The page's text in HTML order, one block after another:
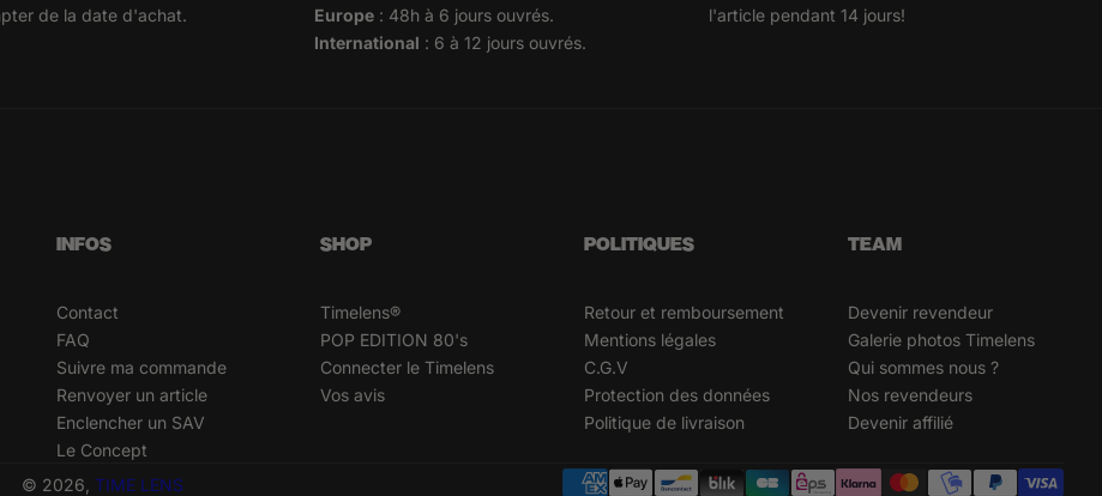
de la date d'achat.
Europe : 48h à 6 jours ouvrés.
International : 6 à 12 jours ouvrés.
l'article pendant 14 jours!
INFOS
Contact
FAQ
Suivre ma commande
Renvoyer un article
Enclencher un SAV
Le Concept
SHOP
Timelens®
POP EDITION 80's
Connecter le Timelens
Vos avis
POLITIQUES
Retour et remboursement
Mentions légales
C.G.V
Protection des données
Politique de livraison
TEAM
Devenir revendeur
Galerie photos Timelens
Qui sommes nous ?
Nos revendeurs
Devenir affilié
© 2026, TIME LENS
Métodos